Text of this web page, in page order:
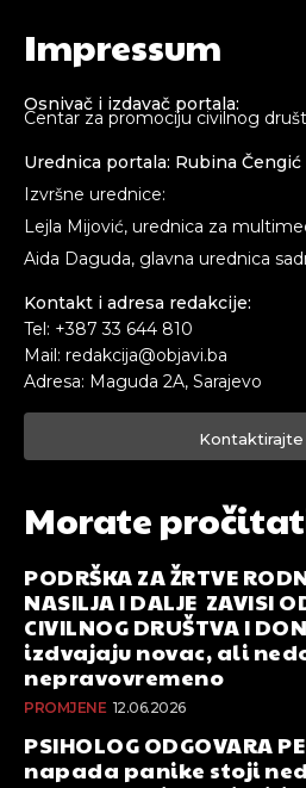
Impressum
Osnivač i izdavač portala:
Centar za promociju civilnog
Urednica portala: Rubina Čengić
Izvršne urednice:
Lejla Mijović, urednica za
Aida Daguda, glavna urednica
Kontakt i adresa redakcije:
Tel: +387 33 644 810
Mail: redakcija@objavi.ba
Adresa: Maguda 2A, Sarajevo
Kontaktirajte
Morate
PODRŠKA ZA ŽRTVE
NASILJA I DALJE ZAVISI
CIVILNOG DRUŠTVA I
izdvajaju novac, ali
nepravovremeno
PROMJENE 12.06.2026
PSIHOLOG ODGOVARA
napada panike stoji